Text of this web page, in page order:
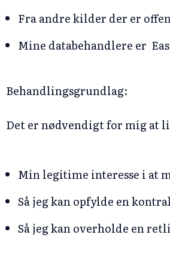
Fra andre kilder der er
Mine databehandlere er
Behandlingsgrundlag:
Det er nødvendigt for mig at
Min legitime interesse i at
Så jeg kan opfylde en
Så jeg kan overholde en